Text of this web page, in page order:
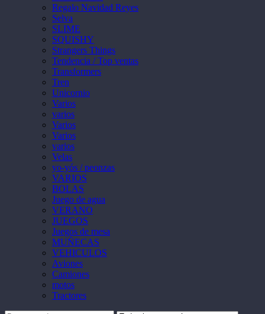
Regalo Navidad Reyes
Selva
SLIME
SQUISHY
Strangers Things
Tendencia / Top ventas
Transformers
Tren
Unicornio
Varios
varios
Varios
Varios
varios
Velas
yo-yós / peonzas
VARIOS
BOLAS
Juego de agua
VERANO
JUEGOS
Juegos de mesa
MUÑECAS
VEHICULOS
Aviones
Camiones
motos
Tractores